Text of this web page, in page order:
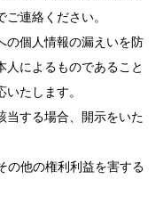
連絡ください。
の個人情報の漏えいを防
人によるものであること
たします。
当する場合、開示をいた
の他の権利利益を害する